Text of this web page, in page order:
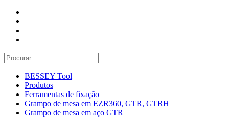
BESSEY Tool
Produtos
Ferramentas de fixação
Grampo de mesa em EZR360, GTR, GTRH
Grampo de mesa em aço GTR